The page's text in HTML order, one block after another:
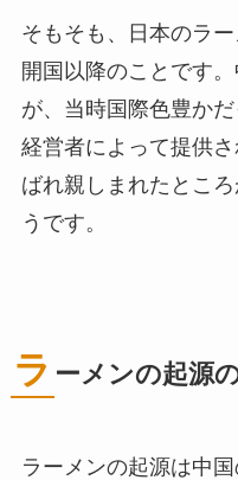
そもそも、日本のラ
開国以降のことです
が、当時国際色豊か
経営者によって提供
ばれ親しまれたとこ
うです。
ラ ーメンの起源
ラーメンの起源は中